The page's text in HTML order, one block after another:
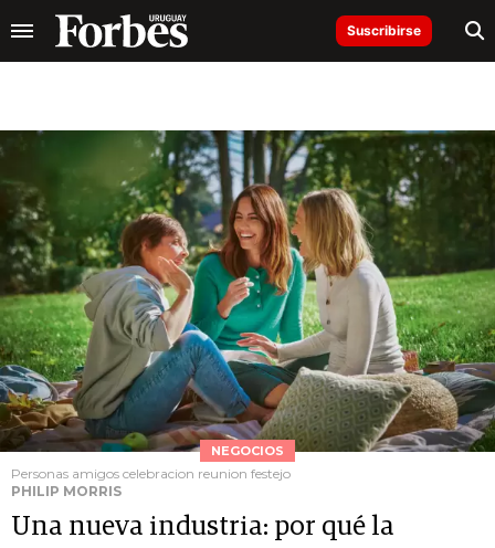
Suscribirse
NEGOCIOS
Personas amigos celebracion reunion festejo
PHILIP MORRIS
Una nueva industria: por qué la